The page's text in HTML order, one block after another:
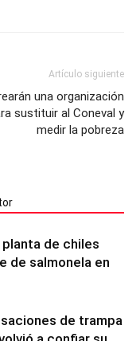
Artículo siguiente
una organización
sustituir al Coneval y
medir la pobreza
de chiles
de salmonela en
de trampa